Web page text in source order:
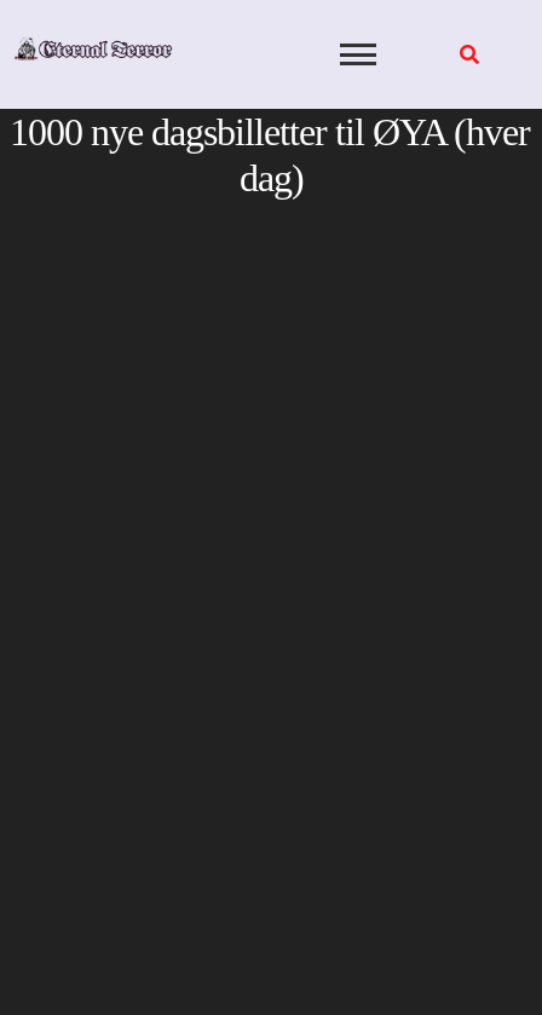
1000 nye dagsbilletter til ØYA (hver
dag)